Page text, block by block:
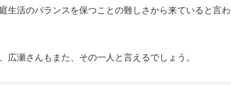
生活のバランスを保つことの難しさから来ていると言わ
広瀬さんもまた、その一人と言えるでしょう。